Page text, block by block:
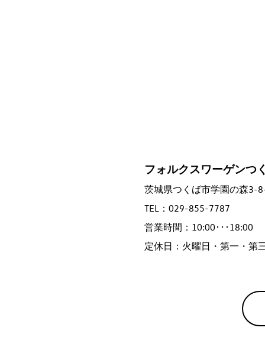
フォルクスワーゲンつ
茨城県つくば市学園の森3-
TEL：029-855-7787
営業時間：10:00･･･18:00
定休日：火曜日・第一・第